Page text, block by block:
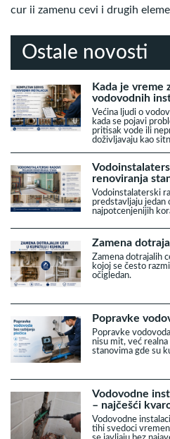
cur ii zamenu cevi i drugih
Ostale novosti
Kada je vreme
vodovodnih
Većina ljudi o
kada se pojavi
pritisak vode ili
doživljavaju kao
renoviranja
Vodoinstalaterski
predstavljaju jedan
najpotcenjenijih
Zamena
Zamena dotrajalih
kojoj se često
očigledan.
Popravke
Popravke
nisu mit, već
stanovima gde su
Vodovodne
– najčešći
Vodovodne
tihi svedoci
se javljaju bez